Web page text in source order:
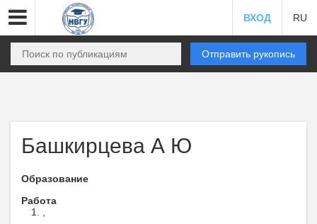
ВХОД RU
Отправить рукопись
Башкирцева А Ю
Образование
Работа